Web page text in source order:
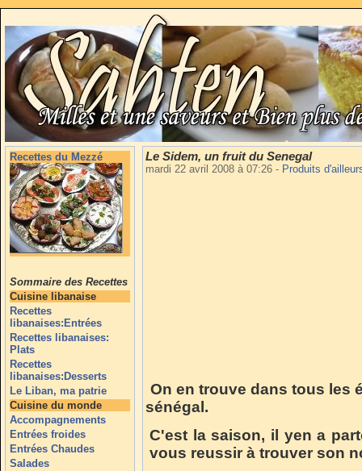
Recettes du Mezzé
Sommaire des Recettes
Cuisine libanaise
Recettes
libanaises:Entrées
Recettes libanaises:
Plats
Recettes
libanaises:Desserts
Le Liban, ma patrie
Cuisine du monde
Accompagnements
Entrées froides
Entrées Chaudes
Salades
Le Sidem, un fruit du Senegal
mardi 22 avril 2008 à 07:26 - Produits
On en trouve dans tous les
sénégal.
C'est la saison, il yen a
vous reussir à trouver son